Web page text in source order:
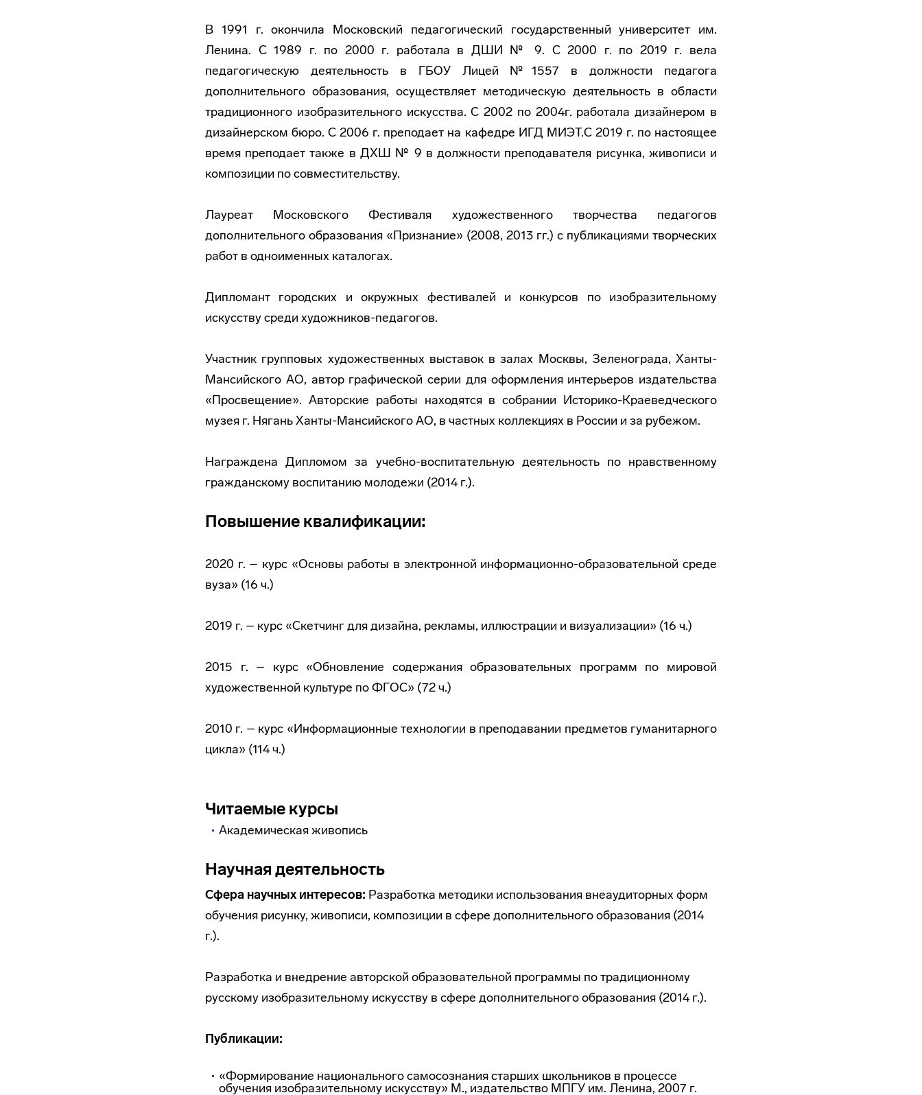
В 1991 г. окончила Московский педагогический государственный университет им.
Ленина. С 1989 г. по 2000 г. работала в ДШИ № 9. С 2000 г. по 2019 г. вела
педагогическую деятельность в ГБОУ Лицей №1557 в должности педагога
дополнительного образования, осуществляет методическую деятельность в области
традиционного изобразительного искусства. С 2002 по 2004г. работала дизайнером в
дизайнерском бюро. С 2006 г. преподает на кафедре ИГД МИЭТ.С 2019 г. по настоящее
время преподает также в ДХШ № 9 в должности преподавателя рисунка, живописи и
композиции по совместительству.
Лауреат Московского Фестиваля художественного творчества педагогов
дополнительного образования «Признание» (2008, 2013 гг.) с публикациями творческих
работ в одноименных каталогах.
Дипломант городских и окружных фестивалей и конкурсов по изобразительному
искусству среди художников-педагогов.
Участник групповых художественных выставок в залах Москвы, Зеленограда, Ханты-
Мансийского АО, автор графической серии для оформления интерьеров издательства
«Просвещение». Авторские работы находятся в собрании Историко-Краеведческого
музея г. Нягань Ханты-Мансийского АО, в частных коллекциях в России и за рубежом.
Награждена Дипломом за учебно-воспитательную деятельность по нравственному
гражданскому воспитанию молодежи (2014 г.).
Повышение квалификации:
2020 г. – курс «Основы работы в электронной информационно-образовательной среде
вуза» (16 ч.)
2019 г. – курс «Скетчинг для дизайна, рекламы, иллюстрации и визуализации» (16 ч.)
2015 г. – курс «Обновление содержания образовательных программ по мировой
художественной культуре по ФГОС» (72 ч.)
2010 г. – курс «Информационные технологии в преподавании предметов гуманитарного
цикла» (114 ч.)
Читаемые курсы
Академическая живопись
Научная деятельность
Сфера научных интересов: Разработка методики использования внеаудиторных форм
обучения рисунку, живописи, композиции в сфере дополнительного образования (2014
г.).
Разработка и внедрение авторской образовательной программы по традиционному
русскому изобразительному искусству в сфере дополнительного образования (2014 г.).
Публикации:
«Формирование национального самосознания старших школьников в процессе
обучения изобразительному искусству» М., издательство МПГУ им. Ленина, 2007 г.